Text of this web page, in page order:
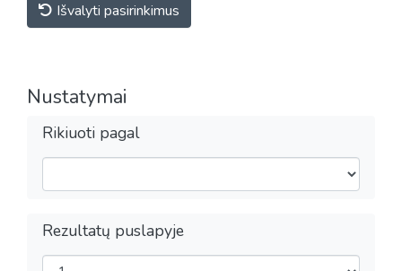
Išvalyti pasirinkimus
Nustatymai
Rikiuoti pagal
Rezultatų puslapyje